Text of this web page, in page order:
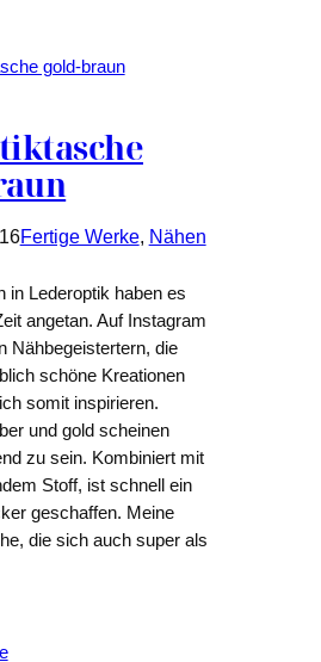
Fertige Werke, Nähen
in Lederoptik haben es
angetan. Auf Instagram
Nähbegeistertern, die
schöne Kreationen
somit inspirieren.
und gold scheinen
zu sein. Kombiniert mit
Stoff, ist schnell ein
geschaffen. Meine
die sich auch super als